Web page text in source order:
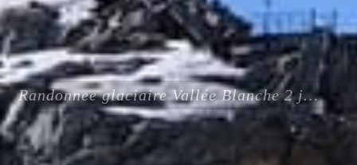
Randonnee glaciaire Vallée Blanche 2 jours